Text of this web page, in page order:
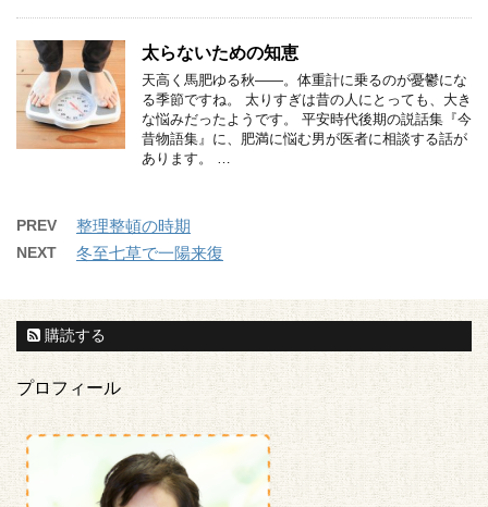
太らないための知恵
天高く馬肥ゆる秋――。体重計に乗るのが憂鬱にな
る季節ですね。 太りすぎは昔の人にとっても、大き
な悩みだったようです。 平安時代後期の説話集『今
昔物語集』に、肥満に悩む男が医者に相談する話が
あります。 …
PREV 整理整頓の時期
NEXT 冬至七草で一陽来復
購読する
プロフィール